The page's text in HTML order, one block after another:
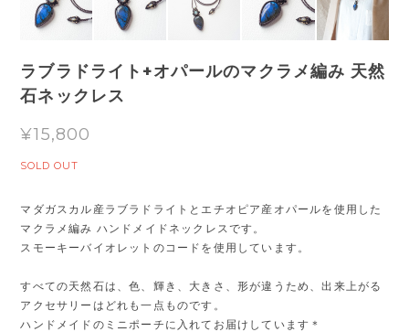
ラブラドライト+オパールのマクラメ編み 天然
石ネックレス
¥15,800
SOLD OUT
マダガスカル産ラブラドライトとエチオピア産オパールを使用した
マクラメ編み ハンドメイドネックレスです。
スモーキーバイオレットのコードを使用しています。
すべての天然石は、色、輝き、大きさ、形が違うため、出来上がる
アクセサリーはどれも一点ものです。
ハンドメイドのミニポーチに入れてお届けしています＊